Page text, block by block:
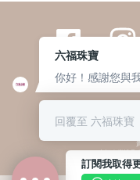
繁
© 六福集
(六福企業禮品(
六福電子商
訂閱我取得
六福珠寶
你好！感謝您與
回覆至 六福珠寶